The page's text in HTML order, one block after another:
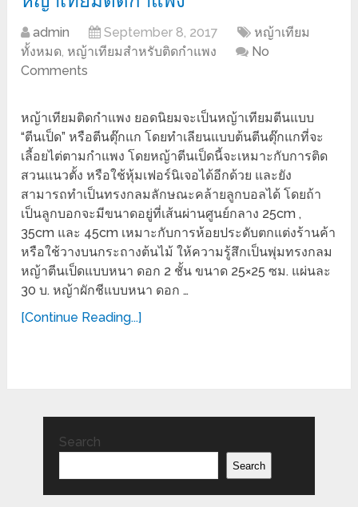
admin September 8, 2017
หญ้าเทียม
ทั้งหมด, หญ้าเทียมสำหรับติดกำแพง
No
Comments
หญ้าเทียมติดกำแพง ยอดนิยมจะเป็นหญ้าเทียมตีนแบบ
“ตีนเป็ด” หรือตีนตุ๊กแก โดยทำเลียนแบบต้นตีนตุ๊กแกที่จะ
เลี้อยไต่ตามกำแพง โดยหญ้าตีนเป็ดนี้จะเหมาะกับการติด
สวนแนวตั้ง หรือใช้หุ้มเฟอร์นิเจอได้อีกด้วย และยัง
สามารถทำเป็นทรงกลมลักษณะคล้ายลูกบอลได้ โดยถ้า
เป็นลูกบอกจะมีขนาดอยู่ที่เส้นผ่านศูนย์กลาง 25cm ,
35cm และ 45cm เหมาะกับการห้อยประดับตกแต่งร้านค้า
หรือใช้วางบนกระถางต้นไม้ ให้ความรู้สึกเป็นพุ่มทรงกลม
หญ้าตีนเป็ดแบบหนา ดอก 2 ชั้น ขนาด 25×25 ซม. แผ่นละ
30 บ. หญ้าผักชีแบบหนา ดอก …
[Continue Reading...]
Search
Search